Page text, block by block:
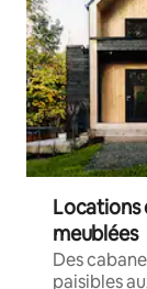
Locations
meublées
Des
paisibles